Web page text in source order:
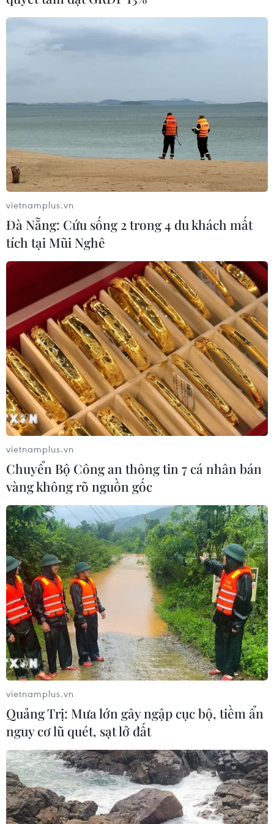
vietnamplus.vn
Đà Nẵng: Cứu sống 2 trong 4 du khách mất
tích tại Mũi Nghê
vietnamplus.vn
Chuyển Bộ Công an thông tin 7 cá nhân bán
vàng không rõ nguồn gốc
vietnamplus.vn
Quảng Trị: Mưa lớn gây ngập cục bộ, tiềm ẩn
nguy cơ lũ quét, sạt lở đất